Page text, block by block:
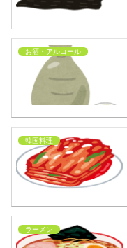
お酒・アルコール
韓国料理
ラーメン